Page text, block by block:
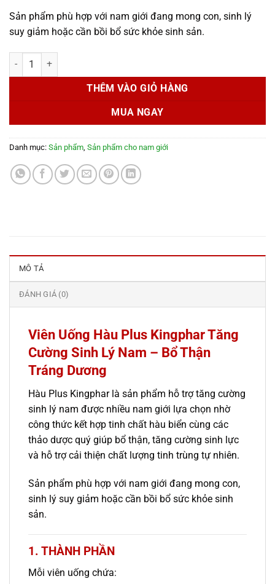
Sản phẩm phù hợp với nam giới đang mong con, sinh lý
suy giảm hoặc cần bồi bổ sức khỏe sinh sản.
Hàu Plus Kingphar – Hỗ Trợ Bổ Thận, Tăng Cường Sinh Lý Nam
THÊM VÀO GIỎ HÀNG
MUA NGAY
Danh mục: Sản phẩm Sản phẩm cho nam giới
MÔ TẢ
ĐÁNH GIÁ (0)
Viên Uống Hàu Plus Kingphar Tăng
Cường Sinh Lý Nam – Bổ Thận
Tráng Dương
Hàu Plus Kingphar là sản phẩm hỗ trợ tăng cường
sinh lý nam được nhiều nam giới lựa chọn nhờ
công thức kết hợp tinh chất hàu biển cùng các
thảo dược quý giúp bổ thận, tăng cường sinh lực
và hỗ trợ cải thiện chất lượng tinh trùng tự nhiên.
Sản phẩm phù hợp với nam giới đang mong con,
sinh lý suy giảm hoặc cần bồi bổ sức khỏe sinh
sản.
1. THÀNH PHẦN
Mỗi viên uống chứa: